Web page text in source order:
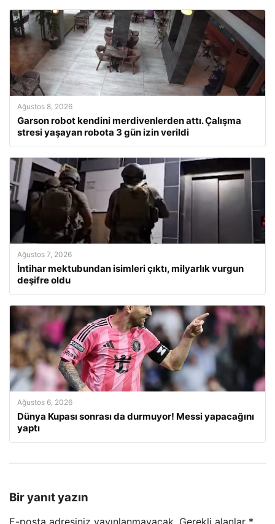
Ağustos 8, 2026
Garson robot kendini merdivenlerden attı. Çalışma
stresi yaşayan robota 3 gün izin verildi
Ağustos 7, 2026
İntihar mektubundan isimleri çıktı, milyarlık vurgun
deşifre oldu
Ağustos 6, 2026
Dünya Kupası sonrası da durmuyor! Messi yapacağını
yaptı
Bir yanıt yazın